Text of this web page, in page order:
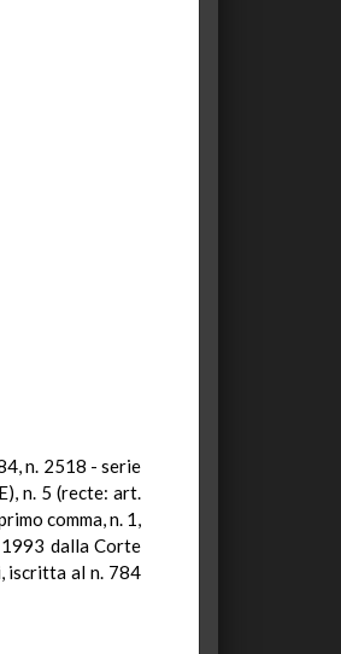
n. 2518 - serie
n. 5 (recte: art.
comma, n. 1,
dalla Corte
iscritta al n. 784